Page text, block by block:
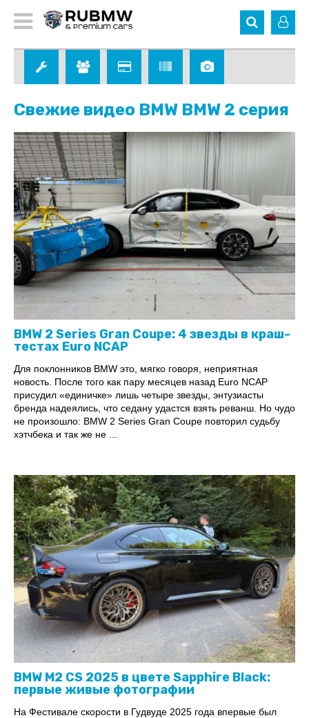
Свежие видео BMW BMW 2 серия
BMW 2 Series Gran Coupe: 4 звезды в краш-
тестах Euro NCAP
Для поклонников BMW это, мягко говоря, неприятная
новость. После того как пару месяцев назад Euro NCAP
присудил «единичке» лишь четыре звезды, энтузиасты
бренда надеялись, что седану удастся взять реванш. Но чудо
не произошло: BMW 2 Series Gran Coupe повторил судьбу
хэтчбека и так же не ...
BMW M2 CS 2025 в цвете Sapphire Black:
первые живые фотографии
На Фестивале скорости в Гудвуде 2025 года впервые был